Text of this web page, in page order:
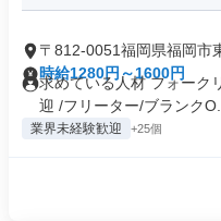
〒812-0051福岡県福岡市
時給1280円～1600円
求めている人材 フォーク
迎 /フリーター/ブランクO...
業界未経験歓迎 +25個